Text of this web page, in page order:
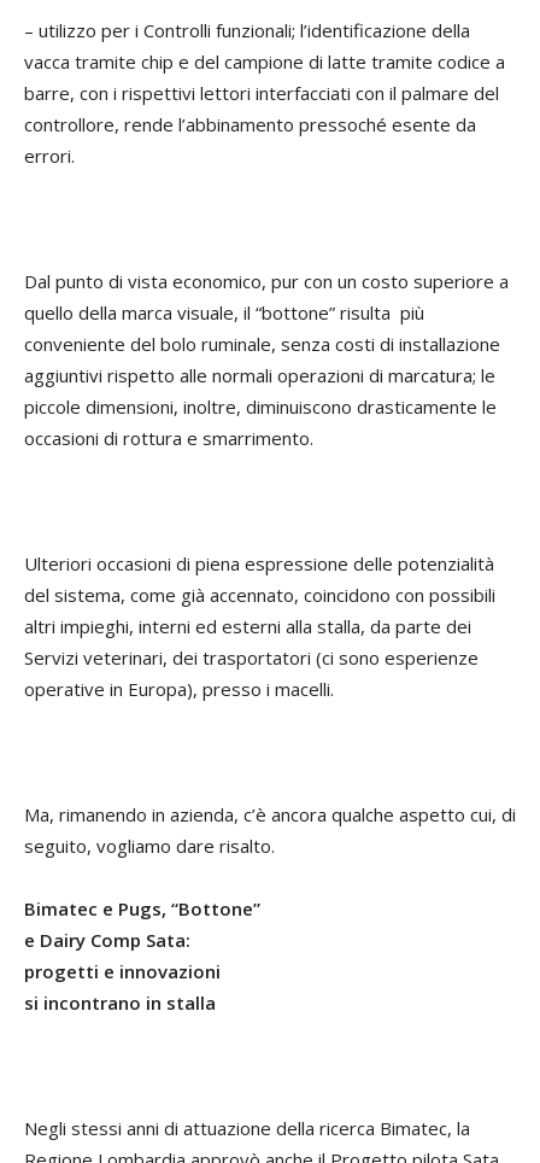
– utilizzo per i Controlli funzionali; l’identificazione della
vacca tramite chip e del campione di latte tramite codice a
barre, con i rispettivi lettori interfacciati con il palmare del
controllore, rende l’abbinamento pressoché esente da
errori.
Dal punto di vista economico, pur con un costo superiore a
quello della marca visuale, il “bottone” risulta più
conveniente del bolo ruminale, senza costi di installazione
aggiuntivi rispetto alle normali operazioni di marcatura; le
piccole dimensioni, inoltre, diminuiscono drasticamente le
occasioni di rottura e smarrimento.
Ulteriori occasioni di piena espressione delle potenzialità
del sistema, come già accennato, coincidono con possibili
altri impieghi, interni ed esterni alla stalla, da parte dei
Servizi veterinari, dei trasportatori (ci sono esperienze
operative in Europa), presso i macelli.
Ma, rimanendo in azienda, c’è ancora qualche aspetto cui, di
seguito, vogliamo dare risalto.
Bimatec e Pugs, “Bottone”
e Dairy Comp Sata:
progetti e innovazioni
si incontrano in stalla
Negli stessi anni di attuazione della ricerca Bimatec, la